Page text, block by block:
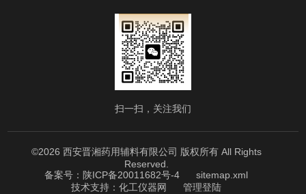
扫一扫，关注我们
©2026 西安晋湘药用辅料有限公司 版权所有 All Rights
Reserved.
备案号：陕ICP备20011682号-4
sitemap.xml
技术支持： 化工仪器网 管理登陆